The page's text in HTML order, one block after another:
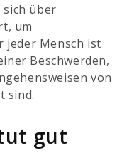
über
um
jeder Mensch ist
Beschwerden,
von
sind.
gut